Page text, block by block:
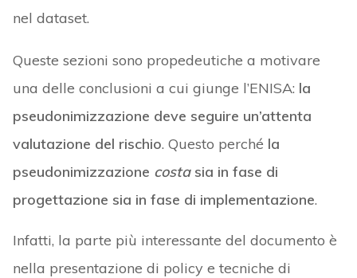
nel dataset.
Queste sezioni sono propedeutiche a motivare
una delle conclusioni a cui giunge l’ENISA: la
pseudonimizzazione deve seguire un’attenta
valutazione del rischio. Questo perché la
pseudonimizzazione costasia in fase di
progettazione sia in fase di implementazione.
Infatti, la parte più interessante del documento è
nella presentazione di policy e tecniche di